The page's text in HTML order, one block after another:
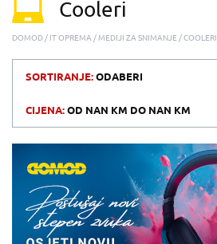
Cooleri
DOMOD IT OPREMA MEDIJI ZA SNIMANJE COOLERI
SORTIRANJE:ODABERI
CIJENA:OD NAN KM DO NAN KM